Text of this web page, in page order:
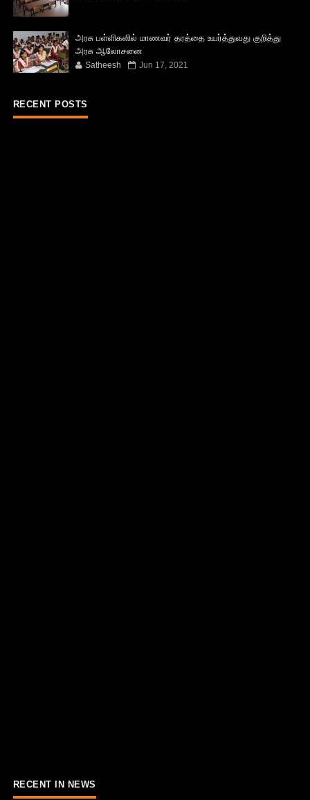
அரசு பள்ளிகளில் மாணவர் தரத்தை உயர்த்துவது குறித்து
அரசு ஆலோசனை
Satheesh Jun 17, 2021
RECENT POSTS
RECENT IN NEWS